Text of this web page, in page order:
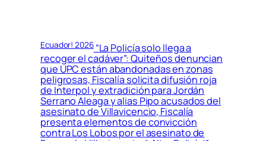
Ecuador! 2026“La Policía solo llega a
recoger el cadáver”: Quiteños denuncian
que UPC están abandonadas en zonas
peligrosas, Fiscalía solicita difusión roja
de Interpol y extradición para Jordán
Serrano Aleaga y alias Pipo acusados del
asesinato de Villavicencio, Fiscalía
presenta elementos de convicción
contra Los Lobos por el asesinato de